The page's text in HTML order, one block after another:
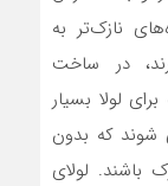
نازک‌تر به
در ساخت
لولا بسیار
شوند که بدون
باشند. لولای